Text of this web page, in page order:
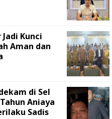
Kunci
Aman dan
di Sel
Aniaya
Sadis